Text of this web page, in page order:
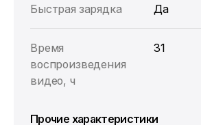
Быстрая зарядка Да
Время
воспроизведения
видео, ч
31
Прочие характеристики